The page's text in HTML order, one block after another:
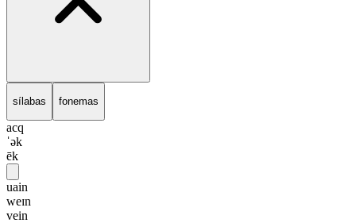
sílabas fonemas
acq
ˈək
ēk
uain
weɪn
vein